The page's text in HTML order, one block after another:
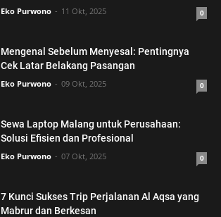
Eko Purwono 11 Okt, 2025 0
Mengenal Sebelum Menyesal: Pentingnya
Cek Latar Belakang Pasangan
Eko Purwono 09 Okt, 2025 0
Sewa Laptop Malang untuk Perusahaan:
Solusi Efisien dan Profesional
Eko Purwono 07 Okt, 2025 0
7 Kunci Sukses Trip Perjalanan Al Aqsa yang
Mabrur dan Berkesan